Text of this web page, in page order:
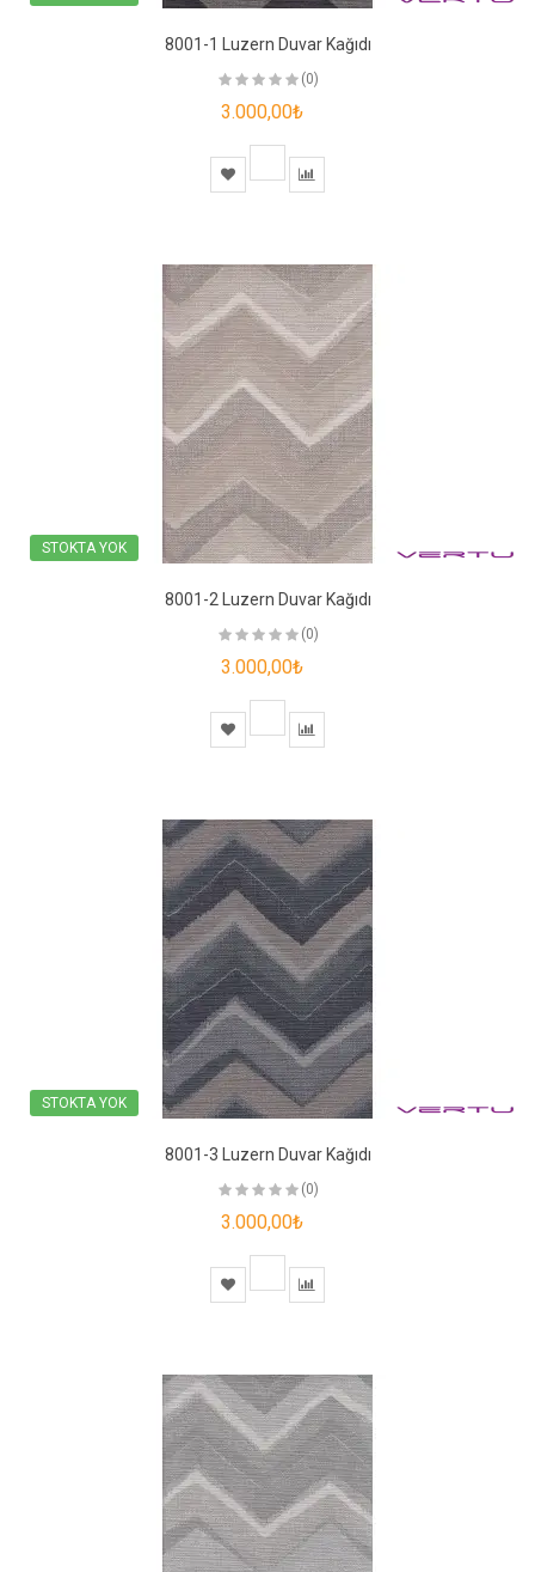
8001-1 Luzern Duvar Kağıdı
(0)
3.000,00₺
STOKTA YOK
8001-2 Luzern Duvar Kağıdı
(0)
3.000,00₺
STOKTA YOK
8001-3 Luzern Duvar Kağıdı
(0)
3.000,00₺